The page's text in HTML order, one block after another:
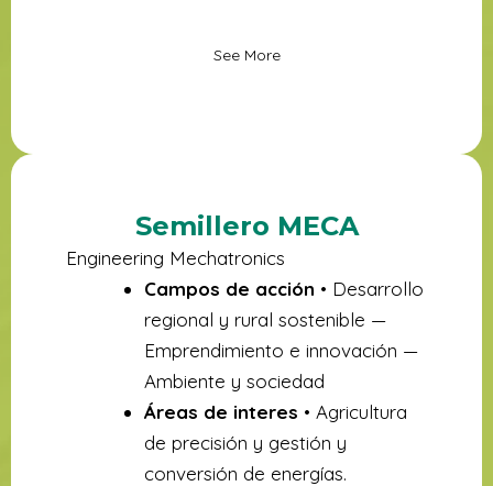
See More
Semillero MECA
Engineering Mechatronics
Campos de acción • Desarrollo
regional y rural sostenible —
Emprendimiento e innovación —
Ambiente y sociedad
Áreas de interes • Agricultura
de precisión y gestión y
conversión de energías.